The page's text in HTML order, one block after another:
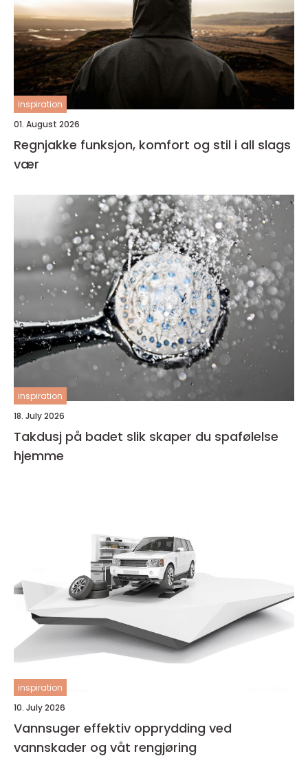
inspiration
01. August 2026
Regnjakke funksjon, komfort og stil i all slags
vær
inspiration
18. July 2026
Takdusj på badet slik skaper du spafølelse
hjemme
inspiration
10. July 2026
Vannsuger effektiv opprydding ved
vannskader og våt rengjøring